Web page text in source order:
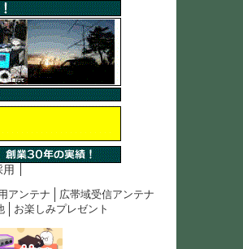
用
アンテナ
広帯域受信アンテナ
お楽しみプレゼント